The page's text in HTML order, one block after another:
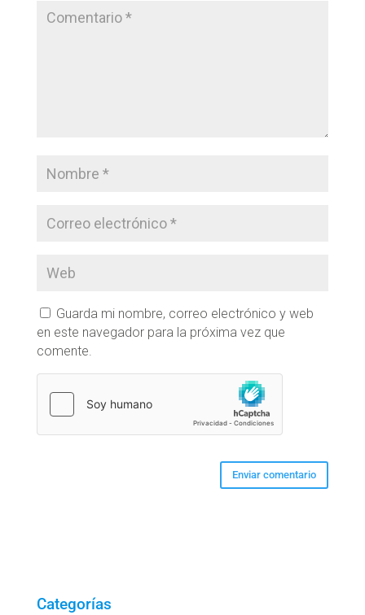
Guarda mi nombre, correo electrónico y web
en este navegador para la próxima vez que
comente.
Categorías